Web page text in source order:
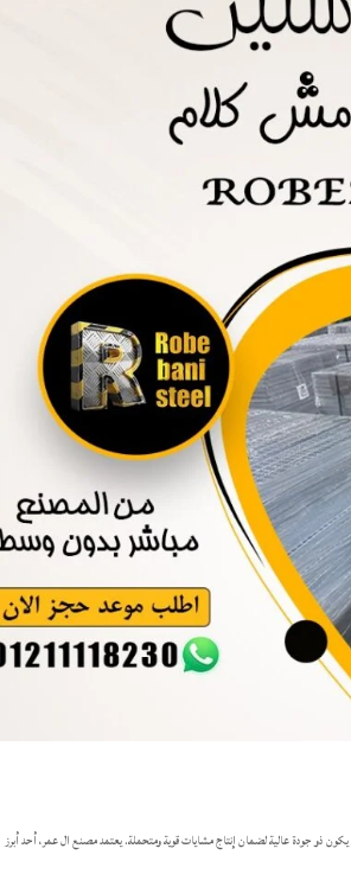
يكون ذو جودة عالية لضمان إنتاج مشايات قوية ومتحملة. يعتمد مصنع ال عمر، أحد أبرز